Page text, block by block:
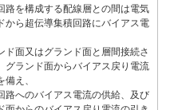
路を構成する配線層との間は電気
から超伝導集積回路にバイアス電
面又はグランド面と層間接続さ
グランド面からバイアス戻り電流
え、
路へのバイアス電流の供給、及び